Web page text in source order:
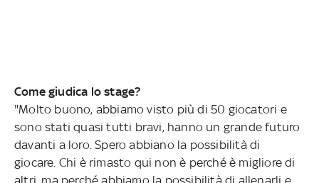
Come giudica lo stage?
"Molto buono, abbiamo visto più di 50 giocatori e
sono stati quasi tutti bravi, hanno un grande futuro
davanti a loro. Spero abbiano la possibilità di
giocare. Chi è rimasto qui non è perché è migliore di
altri, ma perché abbiamo la possibilità di allenarli e